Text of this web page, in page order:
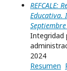
REFCALE:
Educativa.
Integridad
2024
Resumen